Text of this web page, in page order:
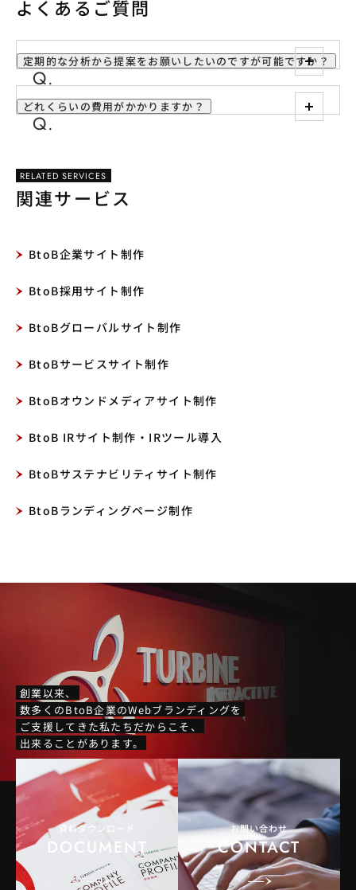
よくあるご質問
定期的な分析から提案をお願いしたいのですが可能ですか？
どれくらいの費用がかかりますか？
RELATED SERVICES
関連サービス
BtoB企業サイト制作
BtoB採用サイト制作
BtoBグローバルサイト制作
BtoBサービスサイト制作
BtoBオウンドメディアサイト制作
BtoB IRサイト制作・IRツール導入
BtoBサステナビリティサイト制作
BtoBランディングページ制作
創業以来、
数多くのBtoB企業のWebブランディングを
ご支援してきた私たちだからこそ、
出来ることがあります。
資料ダウンロード
DOCUMENT
お問い合わせ
CONTACT